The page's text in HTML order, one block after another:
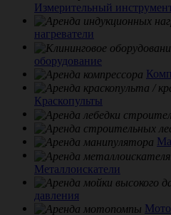
Измерительный
нагреватели
оборудование
Краскопульты
Металлоискатели
давления